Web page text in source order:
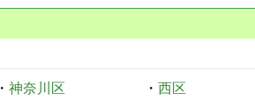
・ 神奈川区 ・ 西区